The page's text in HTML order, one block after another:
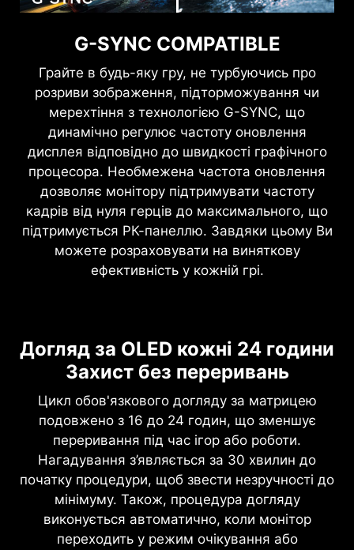
G-SYNC COMPATIBLE
Грайте в будь-яку гру, не турбуючись про
розриви зображення, підторможування чи
мерехтіння з технологією G-SYNC, що
динамічно регулює частоту оновлення
дисплея відповідно до швидкості графічного
процесора. Необмежена частота оновлення
дозволяє монітору підтримувати частоту
кадрів від нуля герців до максимального, що
підтримується РК-панеллю. Завдяки цьому Ви
можете розраховувати на виняткову
ефективність у кожній грі.
Догляд за OLED кожні 24 години
Захист без переривань
Цикл обов'язкового догляду за матрицею
подовжено з 16 до 24 годин, що зменшує
переривання під час ігор або роботи.
Нагадування з’являється за 30 хвилин до
початку процедури, щоб звести незручності до
мінімуму. Також, процедура догляду
виконується автоматично, коли монітор
переходить у режим очікування або